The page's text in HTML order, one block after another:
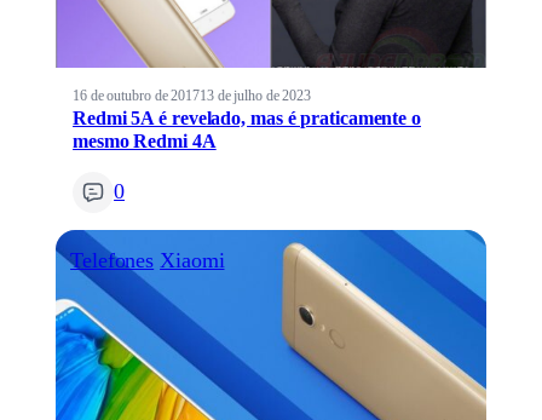
16 de outubro de 201713 de julho de 2023
Redmi 5A é revelado, mas é praticamente o
mesmo Redmi 4A
0
Telefones Xiaomi